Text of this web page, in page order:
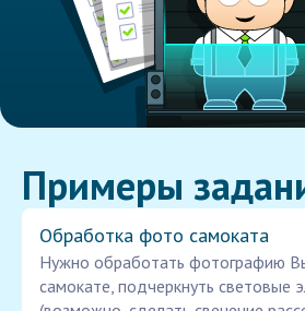
Примеры
Обработка фото самоката
Нужно обработать фотографию
самокате, подчеркнуть световые